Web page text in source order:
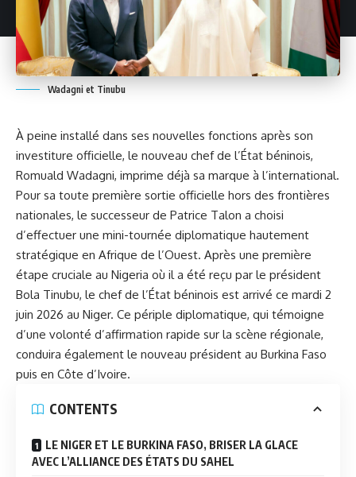
Wadagni et Tinubu
À peine installé dans ses nouvelles fonctions après son
investiture officielle, le nouveau chef de l’État béninois,
Romuald Wadagni, imprime déjà sa marque à l’international.
Pour sa toute première sortie officielle hors des frontières
nationales, le successeur de Patrice Talon a choisi
d’effectuer une mini-tournée diplomatique hautement
stratégique en Afrique de l’Ouest. Après une première
étape cruciale au Nigeria où il a été reçu par le président
Bola Tinubu, le chef de l’État béninois est arrivé ce mardi 2
juin 2026 au Niger. Ce périple diplomatique, qui témoigne
d’une volonté d’affirmation rapide sur la scène régionale,
conduira également le nouveau président au Burkina Faso
puis en Côte d’Ivoire.
CONTENTS
LE NIGER ET LE BURKINA FASO, BRISER LA GLACE
AVEC L’ALLIANCE DES ÉTATS DU SAHEL